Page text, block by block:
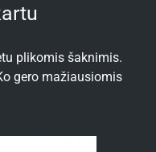
plikomis šaknimis.
gero mažiausiomis